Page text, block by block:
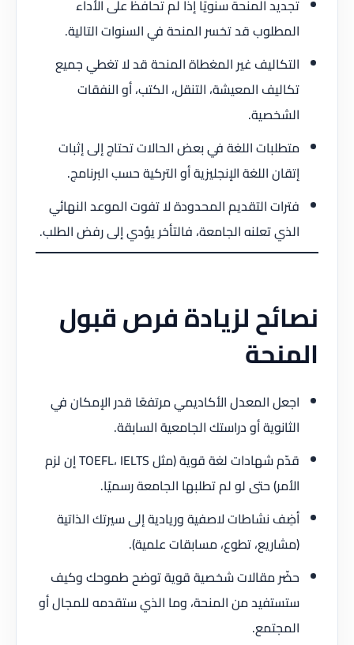
تجديد المنحة سنويًا إذا لم تحافظ على الأداء
المطلوب قد تخسر المنحة في السنوات التالية.
التكاليف غير المغطاة المنحة قد لا تغطي جميع
تكاليف المعيشة، التنقل، الكتب، أو النفقات
الشخصية.
متطلبات اللغة في بعض الحالات تحتاج إلى إثبات
إتقان اللغة الإنجليزية أو التركية حسب البرنامج.
فترات التقديم المحدودة لا تفوت الموعد النهائي
الذي تعلنه الجامعة، فالتأخر يؤدي إلى رفض الطلب.
نصائح لزيادة فرص قبول
المنحة
اجعل المعدل الأكاديمي مرتفعًا قدر الإمكان في
الثانوية أو دراستك الجامعية السابقة.
قدّم شهادات لغة قوية (مثل TOEFL، IELTS إن لزم
الأمر) حتى لو لم تطلبها الجامعة رسميًا.
أضِف نشاطات لاصفية وريادية إلى سيرتك الذاتية
(مشاريع، تطوع، مسابقات علمية).
حضّر مقالات شخصية قوية توضح طموحك وكيف
ستستفيد من المنحة، وما الذي ستقدمه للمجال أو
المجتمع.